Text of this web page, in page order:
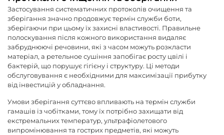
Застосування систематичних протоколів очищення та
зберігання значно продовжує термін служби боти,
зберігаючи при цьому їх захисні властивості. Правильне
полоскування після кожного використання видаляє
забруднюючі речовини, які з часом можуть розкласти
матеріал, а ретельное сушіння запобігає росту цвілі і
бактерій, що порушує гігієну і структуру. Ці методи
обслуговування є необхідними для максимізації прибутку
від інвестицій у обладнання.
Умови зберігання суттєво впливають на термін служби
гамашів із чобітками, тому їх потрібно захищати від
екстремальних температур, ультрафіолетового
випромінювання та гострих предметів, які можуть